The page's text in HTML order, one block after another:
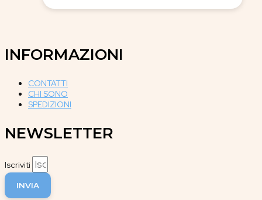
INFORMAZIONI
CONTATTI
CHI SONO
SPEDIZIONI
NEWSLETTER
Iscriviti
INVIA